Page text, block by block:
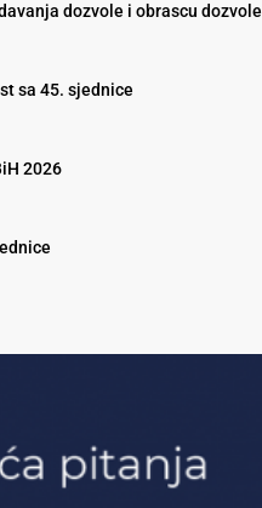
dozvole i obrascu dozvole
sa 45. sjednice
2026